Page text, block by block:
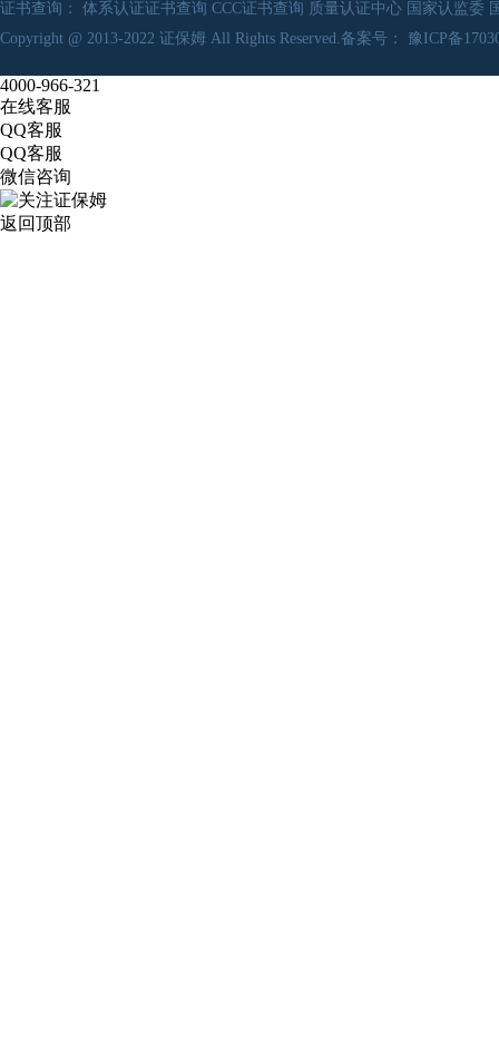
证书查询： 体系认证证书查询 CCC证书查询 质量认证中心 国家认监委
Copyright @ 2013-2022 证保姆 All Rights Reserved.备案号： 豫ICP备
4000-966-321
在线客服
QQ客服
QQ客服
微信咨询
返回顶部